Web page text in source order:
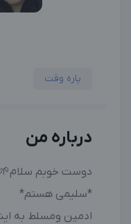
پاره وقت
درباره من
دوست خوبم سلام🌱
*سلیمی هستم*
ادمین ومسلط به